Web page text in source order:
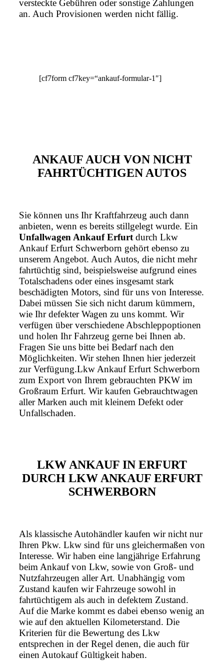
versteckte Gebühren oder sonstige Zahlungen
an. Auch Provisionen werden nicht fällig.
[cf7form cf7key=“ankauf-formular-1″]
ANKAUF AUCH VON NICHT
FAHRTÜCHTIGEN AUTOS
Sie können uns Ihr Kraftfahrzeug auch dann
anbieten, wenn es bereits stillgelegt wurde. Ein
Unfallwagen Ankauf Erfurt durch Lkw
Ankauf Erfurt Schwerborn gehört ebenso zu
unserem Angebot. Auch Autos, die nicht mehr
fahrtüchtig sind, beispielsweise aufgrund eines
Totalschadens oder eines insgesamt stark
beschädigten Motors, sind für uns von Interesse.
Dabei müssen Sie sich nicht darum kümmern,
wie Ihr defekter Wagen zu uns kommt. Wir
verfügen über verschiedene Abschleppoptionen
und holen Ihr Fahrzeug gerne bei Ihnen ab.
Fragen Sie uns bitte bei Bedarf nach den
Möglichkeiten. Wir stehen Ihnen hier jederzeit
zur Verfügung.Lkw Ankauf Erfurt Schwerborn
zum Export von Ihrem gebrauchten PKW im
Großraum Erfurt. Wir kaufen Gebrauchtwagen
aller Marken auch mit kleinem Defekt oder
Unfallschaden.
LKW ANKAUF IN ERFURT
DURCH LKW ANKAUF ERFURT
SCHWERBORN
Als klassische Autohändler kaufen wir nicht nur
Ihren Pkw. Lkw sind für uns gleichermaßen von
Interesse. Wir haben eine langjährige Erfahrung
beim Ankauf von Lkw, sowie von Groß- und
Nutzfahrzeugen aller Art. Unabhängig vom
Zustand kaufen wir Fahrzeuge sowohl in
fahrtüchtigem als auch in defektem Zustand.
Auf die Marke kommt es dabei ebenso wenig an
wie auf den aktuellen Kilometerstand. Die
Kriterien für die Bewertung des Lkw
entsprechen in der Regel denen, die auch für
einen Autokauf Gültigkeit haben.